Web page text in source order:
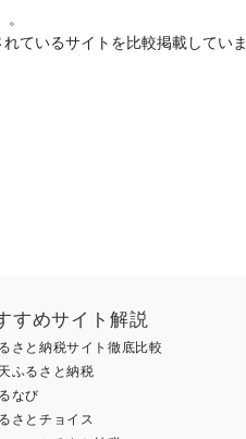
ているサイトを比較掲載していま
すめサイト解説
さと納税サイト徹底比較
ふるさと納税
なび
さとチョイス